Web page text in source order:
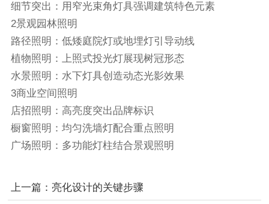
细节突出：用窄光束角灯具强调建筑特色元素
2景观园林照明
路径照明：低矮庭院灯或地埋灯引导动线
植物照明：上照式投光灯展现树冠形态
水景照明：水下灯具创造动态光影效果
3商业空间照明
店招照明：高亮度突出品牌标识
橱窗照明：均匀洗墙灯配合重点照明
广场照明：多功能灯柱结合景观照明
上一篇： 亮化设计的关键步骤